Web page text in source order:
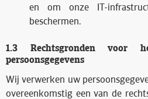
en om onze IT-
beschermen.
1.3 Rechtsgronden
persoonsgegevens
Wij verwerken uw
overeenkomstig een van de